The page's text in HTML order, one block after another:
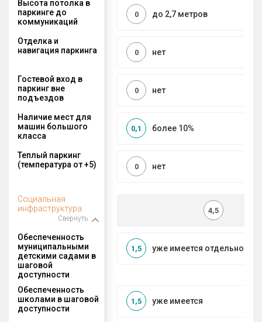
Высота потолка в
паркинге до
коммуникаций
до 2,7 метров
0
Отделка и
навигация паркинга
нет
0
Гостевой вход в
паркинг вне
подъездов
нет
0
Наличие мест для
машин большого
класса
более 10%
0,1
Теплый паркинг
(температура от +5)
нет
0
Социальная
инфраструктура
Свернуть
4,5
Обеспеченность
муниципальными
детскими садами в
шаговой
доступности
уже имеется
1,5
Обеспеченность
школами в шаговой
доступности
уже имеется
1,5